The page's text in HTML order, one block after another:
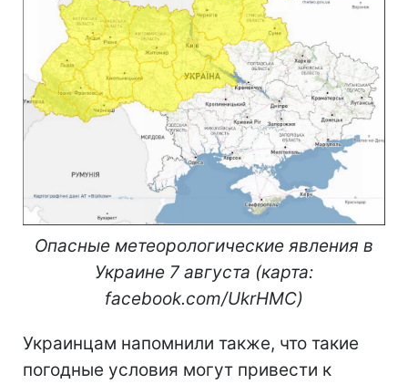
Опасные метеорологические явления в
Украине 7 августа (карта:
facebook.com/UkrHMC)
Украинцам напомнили также, что такие
погодные условия могут привести к